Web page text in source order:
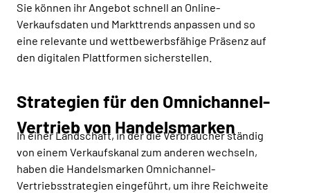
Sie können ihr Angebot schnell an Online-
Verkaufsdaten und Markttrends anpassen und so
eine relevante und wettbewerbsfähige Präsenz auf
den digitalen Plattformen sicherstellen.
Strategien für den Omnichannel-
Vertrieb von Handelsmarken
In einer Landschaft, in der die Verbraucher ständig
von einem Verkaufskanal zum anderen wechseln,
haben die Handelsmarken Omnichannel-
Vertriebsstrategien eingeführt, um ihre Reichweite